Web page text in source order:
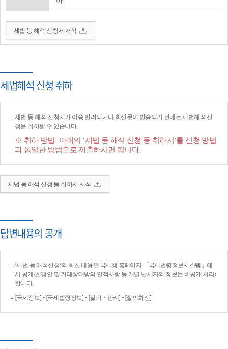
세법 등 해석 신청서 서식
세법해석 신청 취하
세법 등 해석 신청서가 이송·반려되거나 회신문이 발송되기 전에는 세법해석 신
청을 취하할 수 있습니다.
※ 취하 방법: 아래의 '세법 등 해석 신청 등 취하서'를 신청 방법
과 동일한 방법으로 제출하시면 됩니다.
세법 등 해석 신청 등 취하서 서식
답변내용의 공개
'세법 등 해석신청'의 회신 내용은 국세청 홈페이지 「국세법령정보시스템」에
서 공개(신청인 및 거래상대방의 인적사항 등 개별 납세자의 정보는 비공개 처리)
합니다.
[국세정보] - [국세법령정보] - [질의‧판례] - [질의회신]